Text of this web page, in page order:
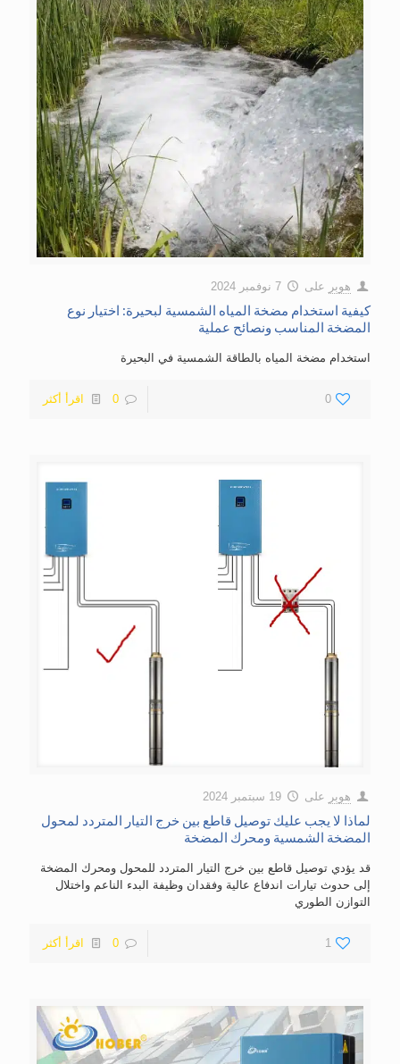
هوبر على 7 نوفمبر 2024
كيفية استخدام مضخة المياه الشمسية لبحيرة: اختيار نوع
المضخة المناسب ونصائح عملية
استخدام مضخة المياه بالطاقة الشمسية في البحيرة
0
0 اقرأ أكثر
هوبر على 19 سبتمبر 2024
لماذا لا يجب عليك توصيل قاطع بين خرج التيار المتردد لمحول
المضخة الشمسية ومحرك المضخة
قد يؤدي توصيل قاطع بين خرج التيار المتردد للمحول ومحرك المضخة
إلى حدوث تيارات اندفاع عالية وفقدان وظيفة البدء الناعم واختلال
التوازن الطوري
1
0 اقرأ أكثر